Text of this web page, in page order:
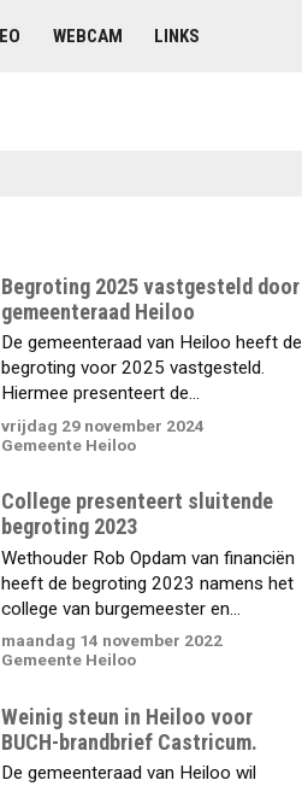
WEBCAM LINKS
Begroting 2025 vastgesteld door
gemeenteraad Heiloo
De gemeenteraad van Heiloo heeft de
begroting voor 2025 vastgesteld.
Hiermee presenteert de...
vrijdag 29 november 2024
Gemeente Heiloo
College presenteert sluitende
begroting 2023
Wethouder Rob Opdam van financiën
heeft de begroting 2023 namens het
college van burgemeester en...
maandag 14 november 2022
Gemeente Heiloo
Weinig steun in Heiloo voor
BUCH-brandbrief Castricum.
De gemeenteraad van Heiloo wil